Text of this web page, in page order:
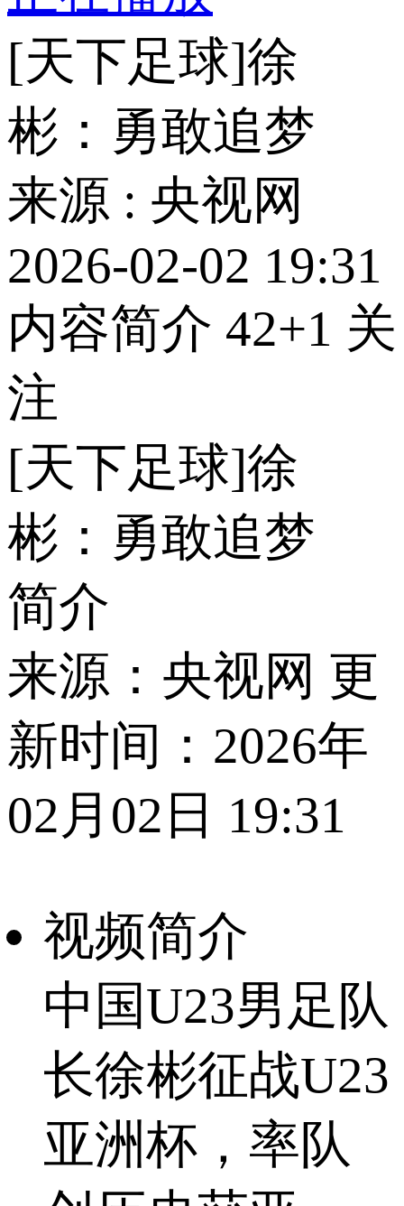
[天下足球]徐
彬：勇敢追梦
来源 : 央视网
2026-02-02 19:31
内容简介 42+1 关
注
[天下足球]徐
彬：勇敢追梦
简介
来源：央视网 更
新时间：2026年
02月02日 19:31
视频简介
中国U23男足队
长徐彬征战U23
亚洲杯，率队